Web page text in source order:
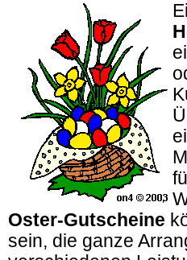
Oster-Gutscheine
sein, die ganze